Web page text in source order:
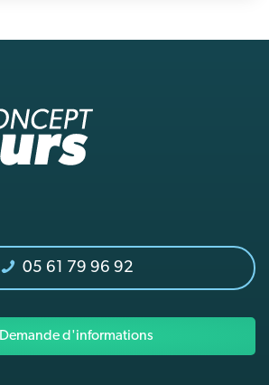
05 61 79 96 92
Demande d'informations